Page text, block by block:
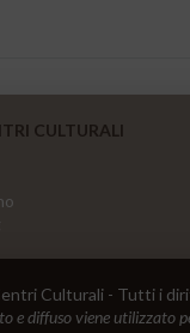
CULTURALI
Culturali - Tutti i
diffuso viene utilizzato